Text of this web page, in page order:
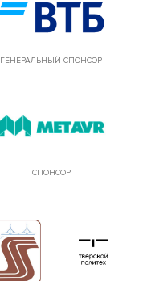
ГЕНЕРАЛЬНЫЙ СПОНСОР
СПОНСОР